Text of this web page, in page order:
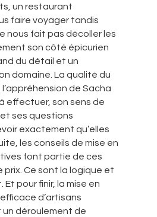
un restaurant
faire voyager tandis
nous fait pas décoller les
son côté épicurien
du détail et un
domaine. La qualité du
de Sacha
effectuer, son sens de
et ses questions
exactement qu’elles
les conseils de mise en
font partie de ces
prix. Ce sont la logique et
Et pour finir, la mise en
d’artisans
déroulement de